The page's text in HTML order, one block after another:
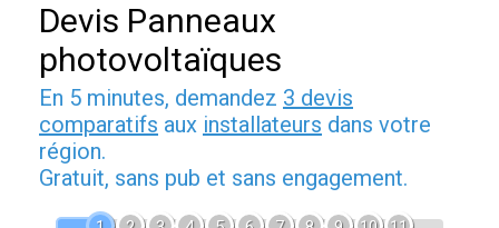
Devis Panneaux
photovoltaïques
En 5 minutes, demandez 3 devis
comparatifs aux installateurs dans votre
région.
Gratuit, sans pub et sans engagement.